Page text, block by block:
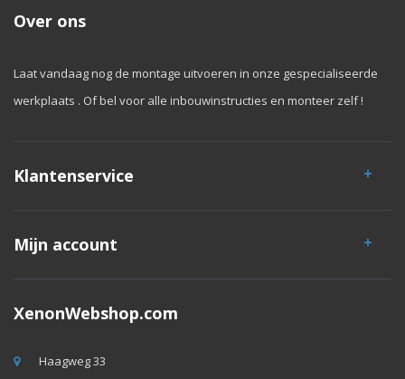
Over ons
Laat vandaag nog de montage uitvoeren in onze gespecialiseerde
werkplaats . Of bel voor alle inbouwinstructies en monteer zelf !
Klantenservice
Mijn account
XenonWebshop.com
Haagweg 33